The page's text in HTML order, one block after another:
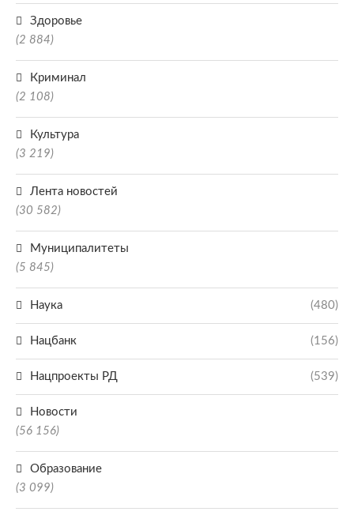
Здоровье
(2 884)
Криминал
(2 108)
Культура
(3 219)
Лента новостей
(30 582)
Муниципалитеты
(5 845)
Наука (480)
Нацбанк (156)
Нацпроекты РД (539)
Новости
(56 156)
Образование
(3 099)